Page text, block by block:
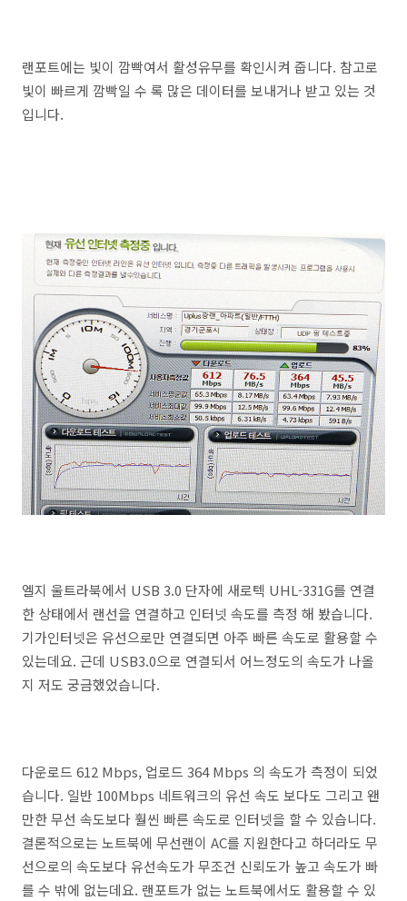
랜포트에는 빛이 깜빡여서 활성유무를 확인시켜 줍니다. 참고로
빛이 빠르게 깜빡일 수 록 많은 데이터를 보내거나 받고 있는 것
입니다.
엘지 울트라북에서 USB 3.0 단자에 새로텍 UHL-331G를 연결
한 상태에서 랜선을 연결하고 인터넷 속도를 측정 해 봤습니다.
기가인터넷은 유선으로만 연결되면 아주 빠른 속도로 활용할 수
있는데요. 근데 USB3.0으로 연결되서 어느정도의 속도가 나올
지 저도 궁금했었습니다.
다운로드 612 Mbps, 업로드 364 Mbps 의 속도가 측정이 되었
습니다. 일반 100Mbps 네트워크의 유선 속도 보다도 그리고 왠
만한 무선 속도보다 훨씬 빠른 속도로 인터넷을 할 수 있습니다.
결론적으로는 노트북에 무선랜이 AC를 지원한다고 하더라도 무
선으로의 속도보다 유선속도가 무조건 신뢰도가 높고 속도가 빠
를 수 밖에 없는데요. 랜포트가 없는 노트북에서도 활용할 수 있